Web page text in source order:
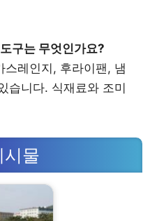
구는 무엇인가요?
레인지, 후라이팬, 냄
습니다. 식재료와 조미
물